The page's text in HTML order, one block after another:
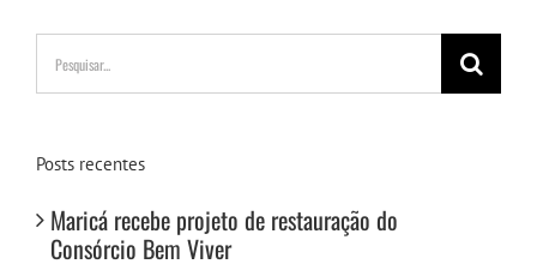
Buscar
resultados
para:
Posts recentes
Maricá recebe projeto de restauração do
Consórcio Bem Viver